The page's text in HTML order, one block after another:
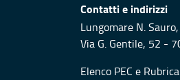
Contatti e indirizzi
Lungomare N.
Via G. Gentile, 52 -
Elenco PEC e Rubrica